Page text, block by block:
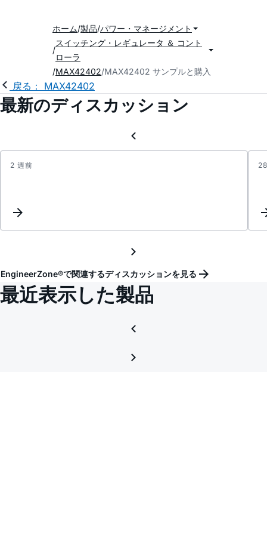
ホーム 製品 パワー・マネージメント
スイッチング・レギュレータ ＆ コント
ローラ
MAX42402 MAX42402 サンプルと購入
戻る： MAX42402
最新のディスカッション
2 週前
EngineerZone®で関連するディスカッションを見る
最近表示した製品